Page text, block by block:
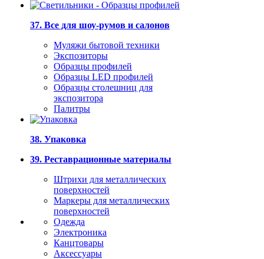
37. Все для шоу-румов и салонов
Муляжи бытовой техники
Экспозиторы
Образцы профилей
Образцы LED профилей
Образцы столешниц для
экспозитора
Палитры
38. Упаковка
39. Реставрационные материалы
Штрихи для металлических
поверхностей
Маркеры для металлических
поверхностей
Одежда
Электроника
Канцтовары
Аксессуары